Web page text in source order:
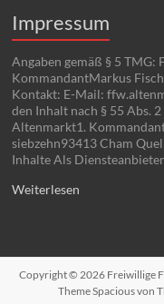
Impressum
Angaben gemäß § 5
KommandantMarkus
Kontakt: E-Mail:
den Inhalt nach § 55 Abs.
Altenmarkt1.
siebzehn93413 Cham
Inhalte Als
Weiterlesen
Copyright © 2026 Freiwillige
ThemeSpaciousvon